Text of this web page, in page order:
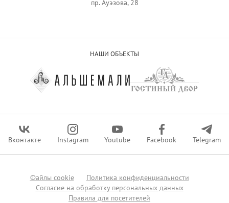
пр. Ауэзова, 28
Вконтакте Instagram Youtube Facebook Telegram
НАШИ ОБЪЕКТЫ
Файлы сookie
Политика конфиденциальности
Согласие на обработку персональных данных
Правила для посетителей